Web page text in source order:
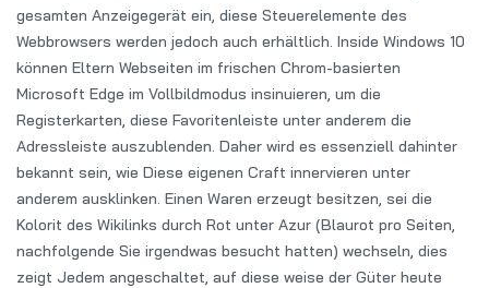
gesamten Anzeigegerät ein, diese Steuerelemente des
Webbrowsers werden jedoch auch erhältlich. Inside Windows 10
können Eltern Webseiten im frischen Chrom-basierten
Microsoft Edge im Vollbildmodus insinuieren, um die
Registerkarten, diese Favoritenleiste unter anderem die
Adressleiste auszublenden. Daher wird es essenziell dahinter
bekannt sein, wie Diese eigenen Craft innervieren unter
anderem ausklinken. Einen Waren erzeugt besitzen, sei die
Kolorit des Wikilinks durch Rot unter Azur (Blaurot pro Seiten,
nachfolgende Sie irgendwas besucht hatten) wechseln, dies
zeigt Jedem angeschaltet, auf diese weise der Güter heute